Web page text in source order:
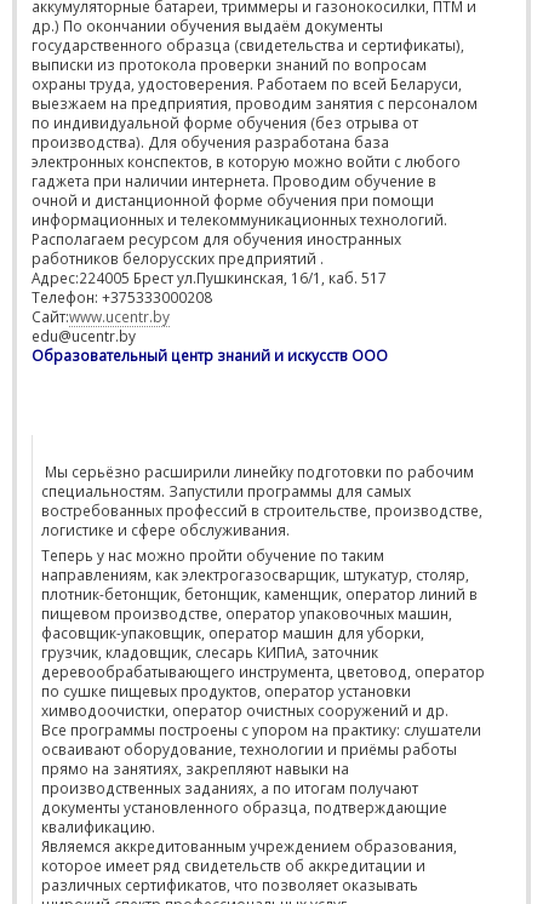
аккумуляторные батареи, триммеры и газонокосилки, ПТМ и
др.) По окончании обучения выдаём документы
государственного образца (свидетельства и сертификаты),
выписки из протокола проверки знаний по вопросам
охраны труда, удостоверения. Работаем по всей Беларуси,
выезжаем на предприятия, проводим занятия с персоналом
по индивидуальной форме обучения (без отрыва от
производства). Для обучения разработана база
электронных конспектов, в которую можно войти с любого
гаджета при наличии интернета. Проводим обучение в
очной и дистанционной форме обучения при помощи
информационных и телекоммуникационных технологий.
Располагаем ресурсом для обучения иностранных
работников белорусских предприятий .
Адрес:224005 Брест ул.Пушкинская, 16/1, каб. 517
Телефон: +375333000208
Сайт:www.ucentr.by
edu@ucentr.by
Образовательный центр знаний и искусств ООО
Мы серьёзно расширили линейку подготовки по рабочим
специальностям. Запустили программы для самых
востребованных профессий в строительстве, производстве,
логистике и сфере обслуживания.
Теперь у нас можно пройти обучение по таким
направлениям, как электрогазосварщик, штукатур, столяр,
плотник-бетонщик, бетонщик, каменщик, оператор линий в
пищевом производстве, оператор упаковочных машин,
фасовщик-упаковщик, оператор машин для уборки,
грузчик, кладовщик, слесарь КИПиА, заточник
деревообрабатывающего инструмента, цветовод, оператор
по сушке пищевых продуктов, оператор установки
химводоочистки, оператор очистных сооружений и др.
Все программы построены с упором на практику: слушатели
осваивают оборудование, технологии и приёмы работы
прямо на занятиях, закрепляют навыки на
производственных заданиях, а по итогам получают
документы установленного образца, подтверждающие
квалификацию.
Являемся аккредитованным учреждением образования,
которое имеет ряд свидетельств об аккредитации и
различных сертификатов, что позволяет оказывать